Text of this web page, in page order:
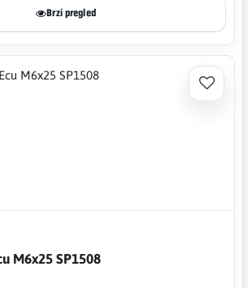
Brzi pregled
M6x25 SP1508